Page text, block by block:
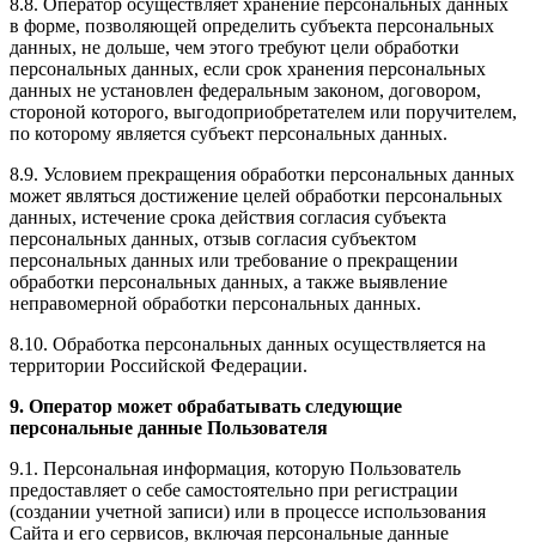
в форме, позволяющей определить субъекта персональных
данных, не дольше, чем этого требуют цели обработки
персональных данных, если срок хранения персональных
данных не установлен федеральным законом, договором,
стороной которого, выгодоприобретателем или поручителем,
по которому является субъект персональных данных.
8.9. Условием прекращения обработки персональных данных
может являться достижение целей обработки персональных
данных, истечение срока действия согласия субъекта
персональных данных, отзыв согласия субъектом
персональных данных или требование о прекращении
обработки персональных данных, а также выявление
неправомерной обработки персональных данных.
8.10. Обработка персональных данных осуществляется на
территории Российской Федерации.
9. Оператор может обрабатывать следующие
персональные данные Пользователя
9.1. Персональная информация, которую Пользователь
предоставляет о себе самостоятельно при регистрации
(создании учетной записи) или в процессе использования
Сайта и его сервисов, включая персональные данные